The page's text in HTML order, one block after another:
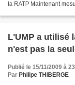
la RATP Maintenant
L'UMP a utilisé
n'est pas la
Publié le 15/11/2009 à
Par Philipe THIBERGE